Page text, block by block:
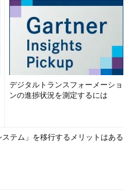
デジタルトランスフォーメーショ
ンの進捗状況を測定するには
テム」を移行するメリットはある